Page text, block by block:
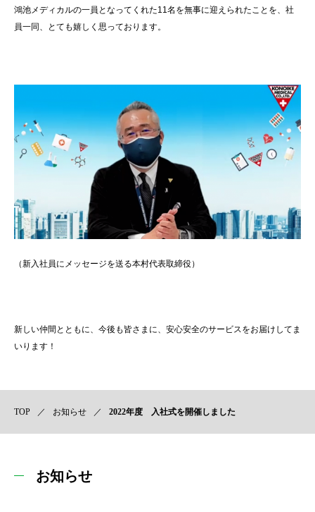
鴻池メディカルの一員となってくれた11名を無事に迎えられたことを、社
員一同、とても嬉しく思っております。
（新入社員にメッセージを送る本村代表取締役）
新しい仲間とともに、今後も皆さまに、安心安全のサービスをお届けしてま
いります！
TOP お知らせ 2022年度 入社式を開催しました
お知らせ